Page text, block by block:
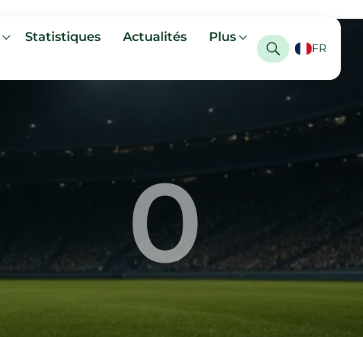
Statistiques Actualités Plus
FR
0